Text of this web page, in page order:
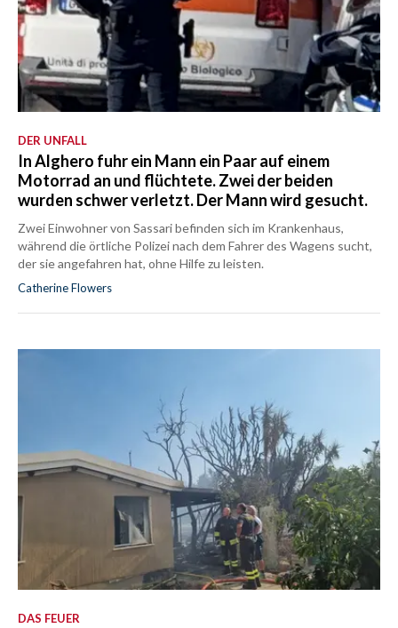
DER UNFALL
In Alghero fuhr ein Mann ein Paar auf einem
Motorrad an und flüchtete. Zwei der beiden
wurden schwer verletzt. Der Mann wird gesucht.
Zwei Einwohner von Sassari befinden sich im Krankenhaus,
während die örtliche Polizei nach dem Fahrer des Wagens sucht,
der sie angefahren hat, ohne Hilfe zu leisten.
Catherine Flowers
DAS FEUER